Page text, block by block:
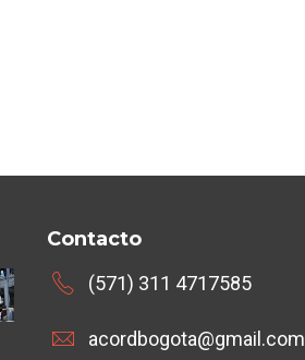
Contacto
(571) 311 4717585
acordbogota@gmail.com